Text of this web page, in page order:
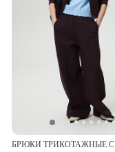
БРЮКИ ТРИКОТАЖНЫЕ С